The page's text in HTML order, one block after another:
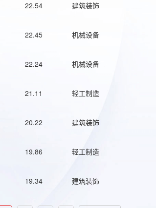
22.54 建筑装饰
22.45 机械设备
22.24 机械设备
21.11 轻工制造
20.22 建筑装饰
19.86 轻工制造
19.34 建筑装饰